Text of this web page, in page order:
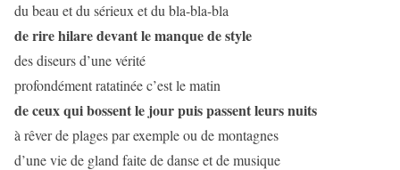
du beau et du sérieux et du bla-bla-bla
de rire hilare devant le manque de style
des diseurs d’une vérité
profondément ratatinée c’est le matin
de ceux qui bossent le jour puis passent leurs nuits
à rêver de plages par exemple ou de montagnes
d’une vie de gland faite de danse et de musique